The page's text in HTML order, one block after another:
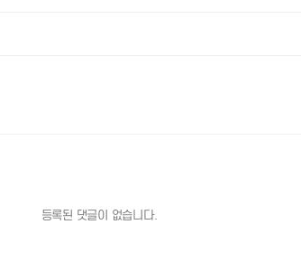
등록된 댓글이 없습니다.